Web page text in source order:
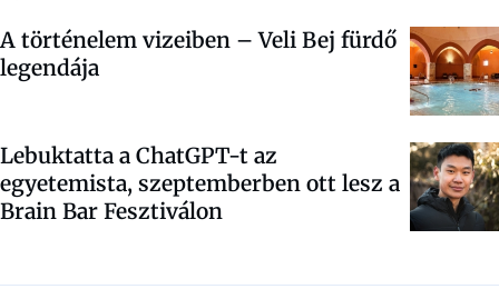
A történelem vizeiben – Veli Bej fürdő
legendája
Lebuktatta a ChatGPT-t az
egyetemista, szeptemberben ott lesz a
Brain Bar Fesztiválon